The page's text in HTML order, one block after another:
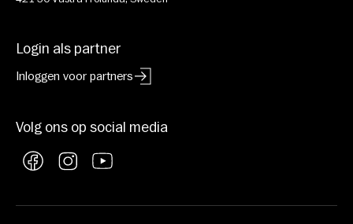
Login als partner
Inloggen voor partners
Volg ons op social media
FacebookInstagramYouTube